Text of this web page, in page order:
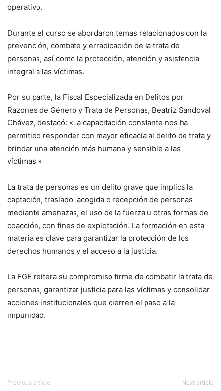
operativo.
Durante el curso se abordaron temas relacionados con la
prevención, combate y erradicación de la trata de
personas, así como la protección, atención y asistencia
integral a las víctimas.
Por su parte, la Fiscal Especializada en Delitos por
Razones de Género y Trata de Personas, Beatriz Sandoval
Chávez, destacó: «La capacitación constante nos ha
permitido responder con mayor eficacia al delito de trata y
brindar una atención más humana y sensible a las
víctimas.»
La trata de personas es un delito grave que implica la
captación, traslado, acogida o recepción de personas
mediante amenazas, el uso de la fuerza u otras formas de
coacción, con fines de explotación. La formación en esta
materia es clave para garantizar la protección de los
derechos humanos y el acceso a la justicia.
La FGE reitera su compromiso firme de combatir la trata de
personas, garantizar justicia para las víctimas y consolidar
acciones institucionales que cierren el paso a la
impunidad.
Previous article Next article